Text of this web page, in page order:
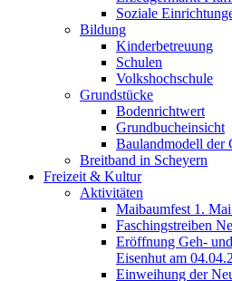
Soziale
Bildung
Kinderbetreuung
Schulen
Volkshochschule
Grundstücke
Bodenrichtwert
Grundbucheinsicht
Baulandmodell der
Breitband in Scheyern
Freizeit & Kultur
Aktivitäten
Maibaumfest 1.
Faschingstreiben
Eröffnung Geh-
Eisenhut am
Einweihung der